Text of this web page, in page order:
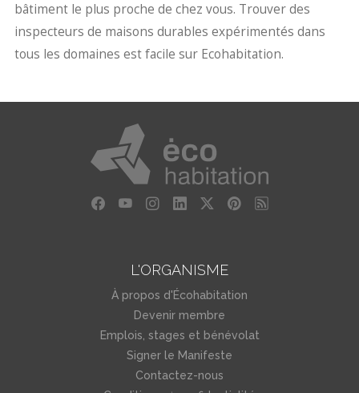
bâtiment le plus proche de chez vous. Trouver des
inspecteurs de maisons durables expérimentés dans
tous les domaines est facile sur Ecohabitation.
L'ORGANISME
À propos d'Écohabitation
Devenir membre
Emplois, stages et bénévolat
Signer le Manifeste
Contactez-nous